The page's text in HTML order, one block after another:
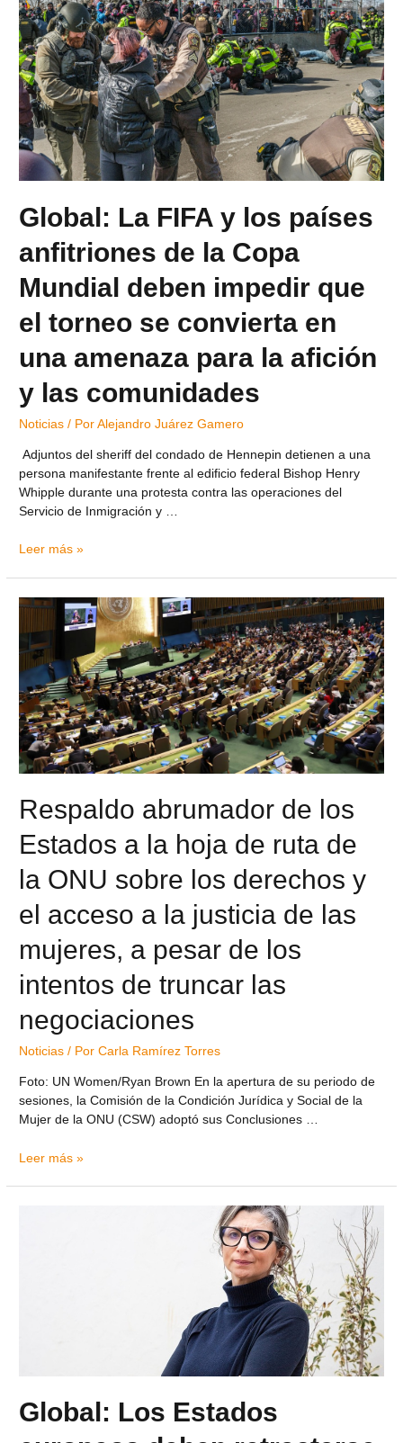
Global: La FIFA y los países
anfitriones de la Copa
Mundial deben impedir que
el torneo se convierta en
una amenaza para la afición
y las comunidades
Noticias / PorAlejandro Juárez Gamero
Adjuntos del sheriff del condado de Hennepin detienen a una
persona manifestante frente al edificio federal Bishop Henry
Whipple durante una protesta contra las operaciones del
Servicio de Inmigración y …
Leer más »
Respaldo abrumador de los
Estados a la hoja de ruta de
la ONU sobre los derechos y
el acceso a la justicia de las
mujeres, a pesar de los
intentos de truncar las
negociaciones
Noticias / PorCarla Ramírez Torres
Foto: UN Women/Ryan Brown En la apertura de su periodo de
sesiones, la Comisión de la Condición Jurídica y Social de la
Mujer de la ONU (CSW) adoptó sus Conclusiones …
Leer más »
Global: Los Estados